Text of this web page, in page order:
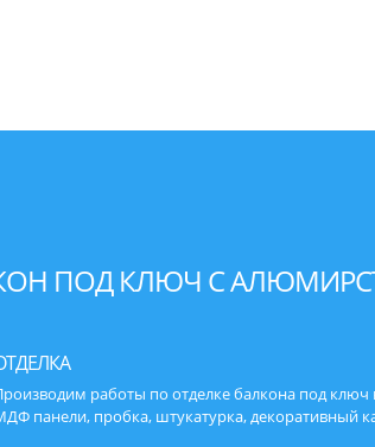
ПОД КЛЮЧ С
работы по отделке балкона под ключ
панели, пробка, штукатурка, декоративный